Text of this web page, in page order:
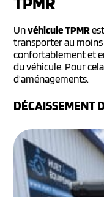
Unvéhicule TPMR
transporter au
confortablement et
du véhicule. Pour
d’aménagements.
DÉCAISSEMENT